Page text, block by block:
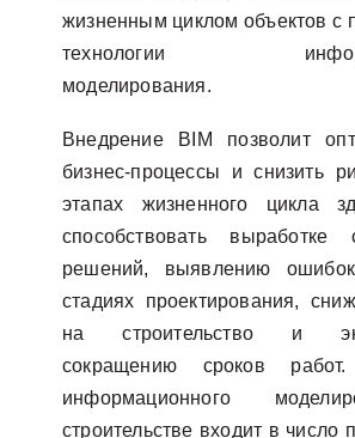
жизненным циклом объектов с
технологии
моделирования.
Внедрение BIM позволит
бизнес-процессы и снизить
этапах жизненного цикла
способствовать выработке
решений, выявлению
стадиях проектирования,
на строительство и
сокращению сроков
информационного
строительстве входит в число